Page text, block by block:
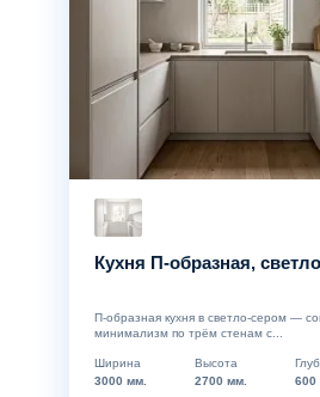
Кухня П-образная,
П-образная кухня в светло-сером —
минимализм по трём стенам с...
Ширина
3000 мм.
Высота
2700 мм.
600